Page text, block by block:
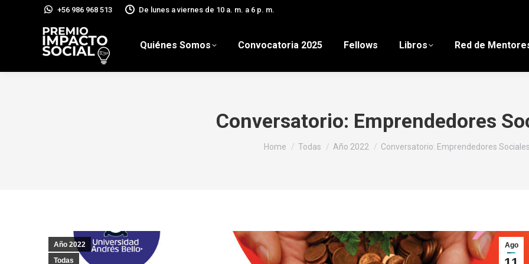
+56 986 968 513 De lunes a viernes de 10 a. m. a 6 p. m.
Quiénes Somos Convocatoria 2025 Fellows Libros Red de
Conversatorio: Emprendedores
You are here:
Home Todas Año 2022 Conversatorio: Emprendedores Sociales
Ago
Año 2022
Todas